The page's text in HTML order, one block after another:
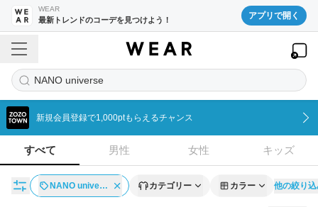
WEAR
最新トレンドのコーデを見つけよう！ アプリで開く
NANO universe
新規会員登録で1,000ptもらえるチャンス
すべて 男性 女性 キッズ
NANO unive… カテゴリー カラー 他の絞り